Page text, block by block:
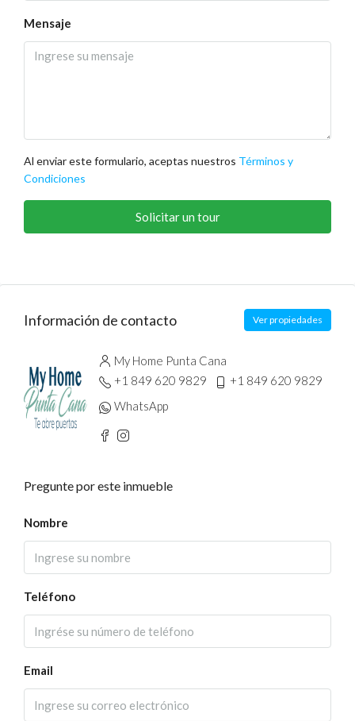
Mensaje
Al enviar este formulario, aceptas nuestros Términos y
Condiciones
Solicitar un tour
Información de contacto Ver propiedades
My Home Punta Cana
+1 849 620 9829
+1 849 620 9829
WhatsApp
Pregunte por este inmueble
Nombre
Teléfono
Email